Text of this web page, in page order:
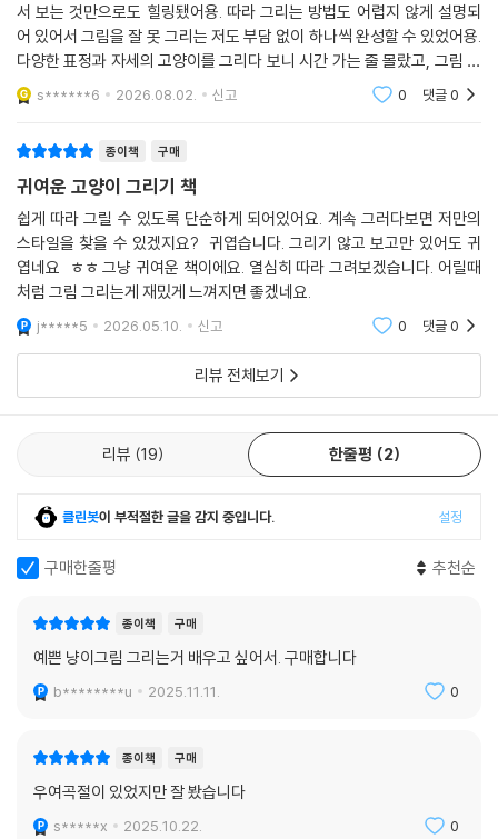
서 보는 것만으로도 힐링됐어용. 따라 그리는 방법도 어렵지 않게 설명되
어 있어서 그림을 잘 못 그리는 저도 부담 없이 하나씩 완성할 수 있었어용.
다양한 표정과 자세의 고양이를 그리다 보니 시간 가는 줄 몰랐고, 그림 실
력도 조금씩 늘어가는 기분이 들어서 뿌듯했어용. 귀여운 그림을 좋아하시
거나 드로잉을
s******6 2026.08.02. 신고 0 댓글0
종이책 구매
귀여운 고양이 그리기 책
쉽게 따라 그릴 수 있도록 단순하게 되어있어요. 계속 그러다보면 저만의
스타일을 찾을 수 있겠지요? 귀엽습니다. 그리기 않고 보고만 있어도 귀
엽네요 ㅎㅎ 그냥 귀여운 책이에요. 열심히 따라 그려보겠습니다. 어릴때
처럼 그림 그리는게 재밌게 느껴지면 좋겠네요.
j*****5 2026.05.10. 신고 0 댓글0
리뷰 전체보기
리뷰 19 한줄평 2
클린봇이 부적절한 글을 감지 중입니다. 설정
구매한줄평 추천순
종이책 구매
예쁜 냥이그림 그리는거 배우고 싶어서. 구매합니다
b********u 2025.11.11. 0
종이책 구매
우여곡절이 있었지만 잘 봤습니다
s*****x 2025.10.22. 0